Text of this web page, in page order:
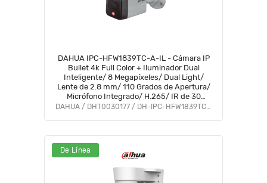
DAHUA IPC-HFW1839TC-A-IL - Cámara IP
Bullet 4k Full Color + Iluminador Dual
Inteligente/ 8 Megapíxeles/ Dual Light/
Lente de 2.8 mm/ 110 Grados de Apertura/
Micrófono Integrado/ H.265/ IR de 30
Metros/ IP67/ PoE/ DWDR/
DAHUA / DHT0030177 / DH-IPC-HFW1839TC-A-IL
De Línea